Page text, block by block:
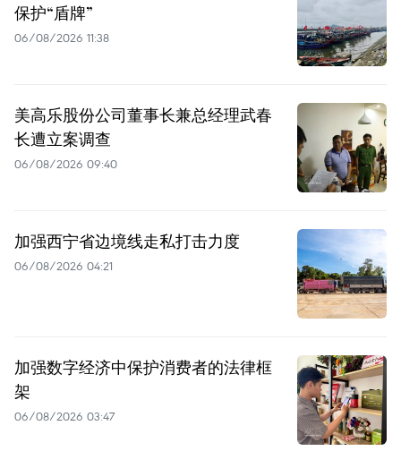
保护“盾牌”
06/08/2026 11:38
美高乐股份公司董事长兼总经理武春
长遭立案调查
06/08/2026 09:40
加强西宁省边境线走私打击力度
06/08/2026 04:21
加强数字经济中保护消费者的法律框
架
06/08/2026 03:47